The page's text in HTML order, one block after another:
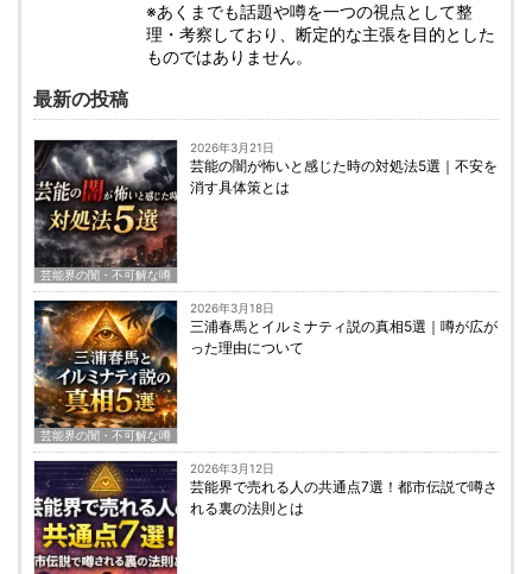
※あくまでも話題や噂を一つの視点として整
理・考察しており、断定的な主張を目的とした
ものではありません。
最新の投稿
芸能界の闇・不可解な噂
2026年3月21日
芸能の闇が怖いと感じた時の対処法5選｜不安を
消す具体策とは
芸能界の闇・不可解な噂
2026年3月18日
三浦春馬とイルミナティ説の真相5選｜噂が広が
った理由について
2026年3月12日
芸能界で売れる人の共通点7選！都市伝説で噂さ
れる裏の法則とは